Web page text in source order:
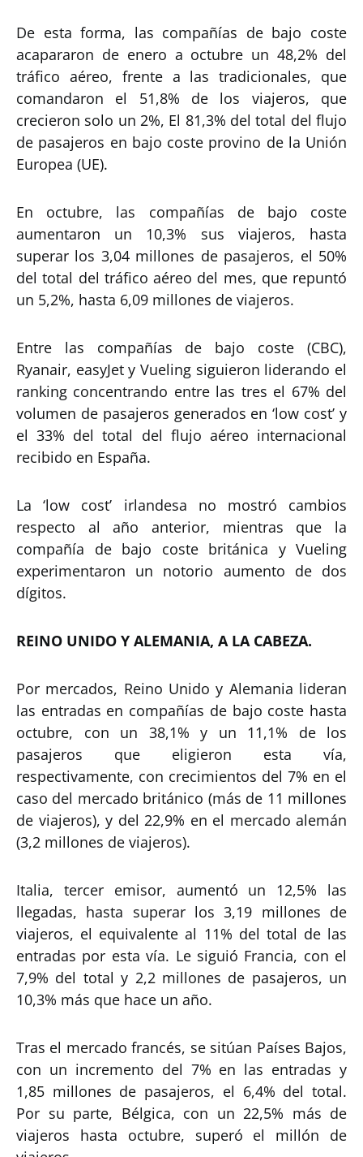
De esta forma, las compañías de bajo coste
acapararon de enero a octubre un 48,2% del
tráfico aéreo, frente a las tradicionales, que
comandaron el 51,8% de los viajeros, que
crecieron solo un 2%, El 81,3% del total del flujo
de pasajeros en bajo coste provino de la Unión
Europea (UE).
En octubre, las compañías de bajo coste
aumentaron un 10,3% sus viajeros, hasta
superar los 3,04 millones de pasajeros, el 50%
del total del tráfico aéreo del mes, que repuntó
un 5,2%, hasta 6,09 millones de viajeros.
Entre las compañías de bajo coste (CBC),
Ryanair, easyJet y Vueling siguieron liderando el
ranking concentrando entre las tres el 67% del
volumen de pasajeros generados en ‘low cost’ y
el 33% del total del flujo aéreo internacional
recibido en España.
La ‘low cost’ irlandesa no mostró cambios
respecto al año anterior, mientras que la
compañía de bajo coste británica y Vueling
experimentaron un notorio aumento de dos
dígitos.
REINO UNIDO Y ALEMANIA, A LA CABEZA.
Por mercados, Reino Unido y Alemania lideran
las entradas en compañías de bajo coste hasta
octubre, con un 38,1% y un 11,1% de los
pasajeros que eligieron esta vía,
respectivamente, con crecimientos del 7% en el
caso del mercado británico (más de 11 millones
de viajeros), y del 22,9% en el mercado alemán
(3,2 millones de viajeros).
Italia, tercer emisor, aumentó un 12,5% las
llegadas, hasta superar los 3,19 millones de
viajeros, el equivalente al 11% del total de las
entradas por esta vía. Le siguió Francia, con el
7,9% del total y 2,2 millones de pasajeros, un
10,3% más que hace un año.
Tras el mercado francés, se sitúan Países Bajos,
con un incremento del 7% en las entradas y
1,85 millones de pasajeros, el 6,4% del total.
Por su parte, Bélgica, con un 22,5% más de
viajeros hasta octubre, superó el millón de